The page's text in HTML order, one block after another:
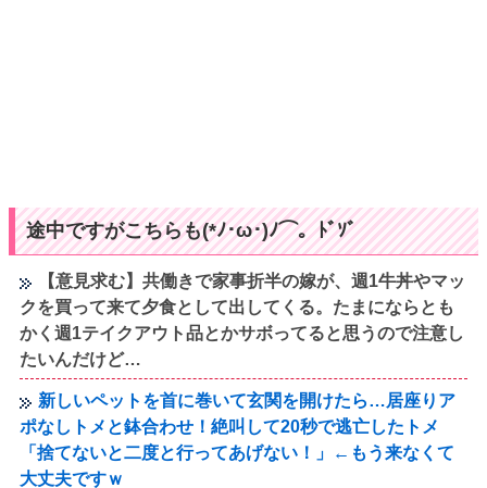
途中ですがこちらも(*ﾉ･ω･)ﾉ⌒。ﾄﾞｿﾞ
【意見求む】共働きで家事折半の嫁が、週1牛丼やマッ
クを買って来て夕食として出してくる。たまにならとも
かく週1テイクアウト品とかサボってると思うので注意し
たいんだけど…
新しいペットを首に巻いて玄関を開けたら…居座りア
ポなしトメと鉢合わせ！絶叫して20秒で逃亡したトメ
「捨てないと二度と行ってあげない！」←もう来なくて
大丈夫ですｗ